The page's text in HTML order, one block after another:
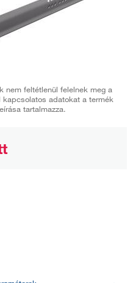
nem feltétlenül felelnek meg a
adatokat a termék
tartalmazza.